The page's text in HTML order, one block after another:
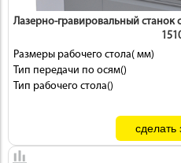
Лазерно-гравировальный станок
Размеры рабочего стола( мм)
Тип передачи по осям()
Тип рабочего стола()